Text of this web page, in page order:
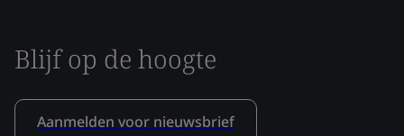
Blijf op de hoogte
Aanmelden voor nieuwsbrief